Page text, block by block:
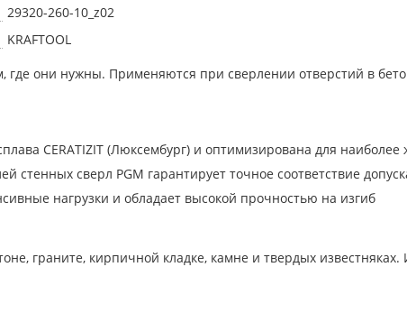
29320-260-10_z02
KRAFTOOL
где они нужны. Применяются при сверлении отверстий в
CERATIZIT (Люксембург) и оптимизирована для
стенных сверл PGM гарантирует точное соответствие
нагрузки и обладает высокой прочностью на изгиб
граните, кирпичной кладке, камне и твердых